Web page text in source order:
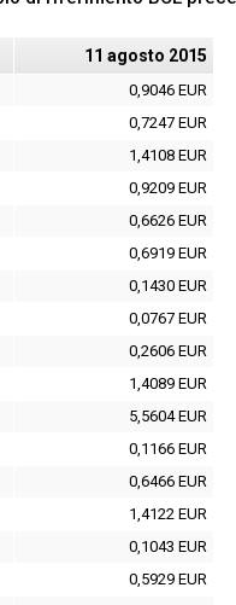
11 agosto 2015
0,9046 EUR
0,7247 EUR
1,4108 EUR
0,9209 EUR
0,6626 EUR
0,6919 EUR
0,1430 EUR
0,0767 EUR
0,2606 EUR
1,4089 EUR
5,5604 EUR
0,1166 EUR
0,6466 EUR
1,4122 EUR
0,1043 EUR
0,5929 EUR